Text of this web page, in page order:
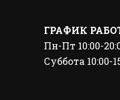
ГРАФИК
Пн-Пт 10:00-
Суббота 10:00-